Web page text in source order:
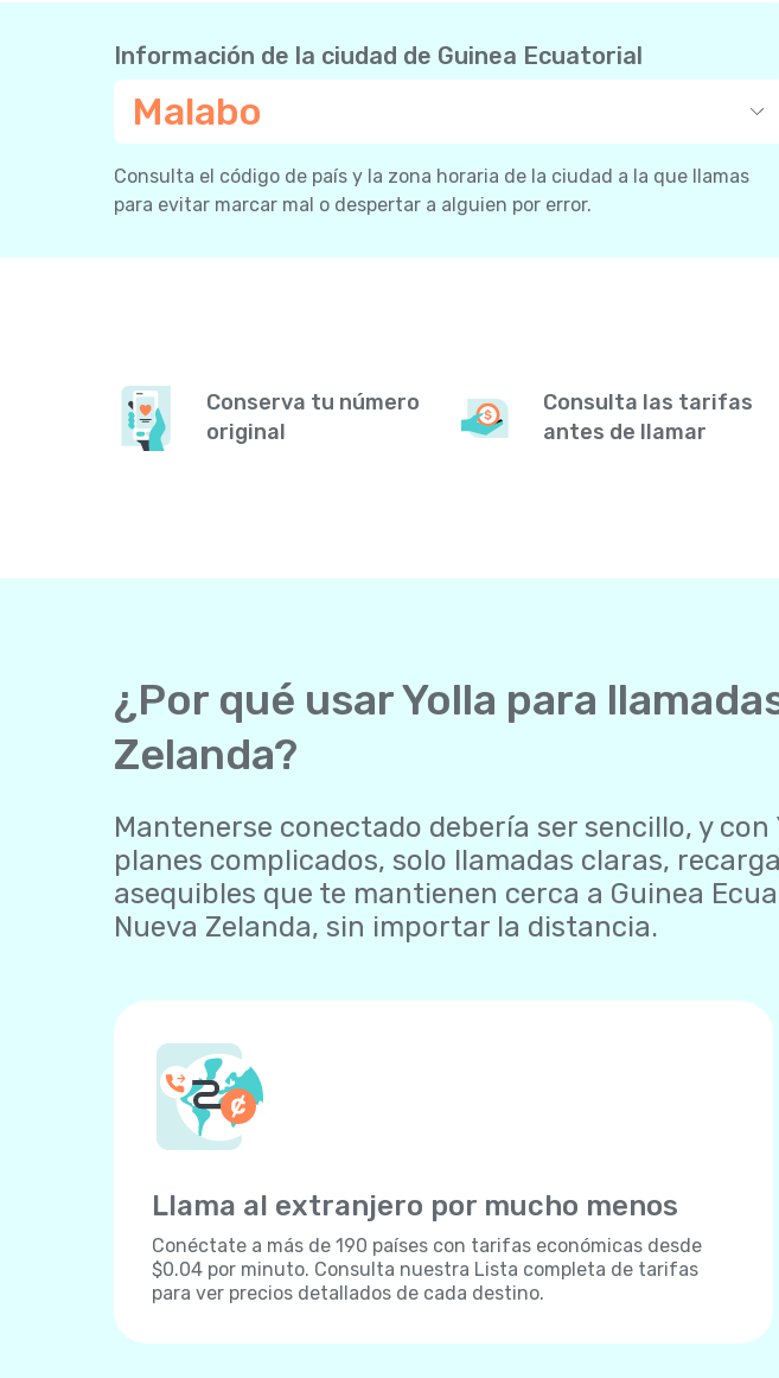
Información de la ciudad de Guinea Ecuatorial
Malabo
Consulta el código de país y la zona horaria de la ciudad a la que llamas
para evitar marcar mal o despertar a alguien por error.
Conserva tu número
original
Consulta las tarifas
antes de llamar
¿Por qué usar Yolla para
Zelanda?
Mantenerse conectado debería ser sencillo, y con
planes complicados, solo llamadas claras,
asequibles que te mantienen cerca a Guinea
Nueva Zelanda, sin importar la distancia.
Llama al extranjero por mucho menos
Conéctate a más de 190 países con tarifas económicas desde
$0.04 por minuto. Consulta nuestra Lista completa de tarifas
para ver precios detallados de cada destino.